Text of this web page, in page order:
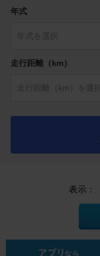
年式
走行距離（km）
表示：